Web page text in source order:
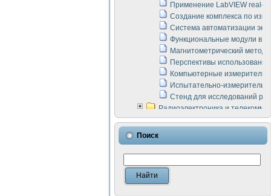
Применение LabVIEW real-
Создание комплекса по
Система автоматизации
Функциональные модули в
Магнитометрический метод
Перспективы
Компьютерные
Испытательно-
Стенд для исследований
Радиоэлектроника и
LabVIEW в расчетах
Аппаратно-программный
Виртуальный лабораторный
Измерение шумовых
Измерительный
Инструменты для
Инструменты для
Поиск